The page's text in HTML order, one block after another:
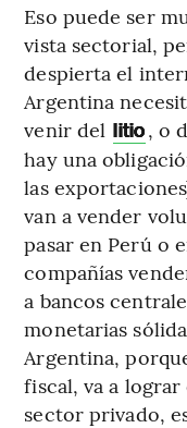
Eso puede ser
vista sectorial,
despierta el
Argentina
venir del litio, o
hay una
las
van a vender
pasar en Perú o
compañías
a bancos
monetarias
Argentina,
fiscal, va a
sector privado,